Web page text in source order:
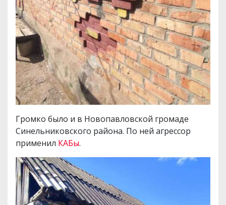
Громко было и в Новопавловской громаде
Синельниковского района. По ней агрессор
применил КАБы.